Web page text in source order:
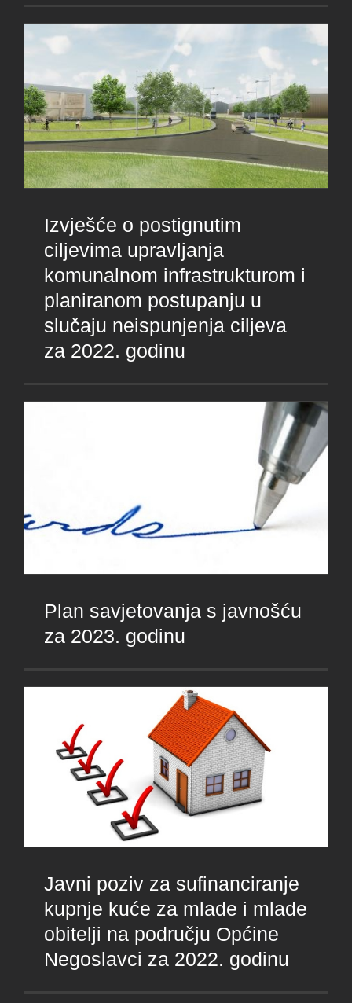
Izvješće o postignutim
ciljevima upravljanja
komunalnom infrastrukturom i
planiranom postupanju u
slučaju neispunjenja ciljeva
za 2022. godinu
Plan savjetovanja s javnošću
za 2023. godinu
Javni poziv za sufinanciranje
kupnje kuće za mlade i mlade
obitelji na području Općine
Negoslavci za 2022. godinu